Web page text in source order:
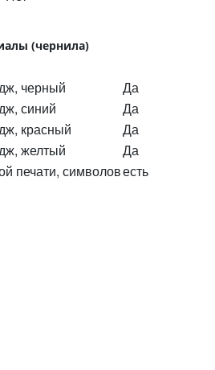
(чернила)
черный
Да
синий
Да
красный
Да
желтый
Да
печати, символовесть